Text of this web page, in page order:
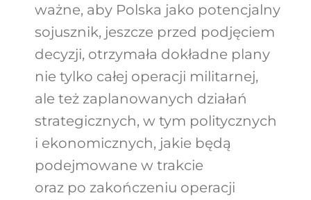
ważne, aby Polska jako potencjalny
sojusznik, jeszcze przed podjęciem
decyzji, otrzymała dokładne plany
nie tylko całej operacji militarnej,
ale też zaplanowanych działań
strategicznych, w tym politycznych
i ekonomicznych, jakie będą
podejmowane w trakcie
oraz po zakończeniu operacji